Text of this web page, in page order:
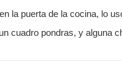
la puerta de la cocina, lo
cuadro pondras, y alguna